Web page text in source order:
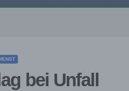
bei Unfall